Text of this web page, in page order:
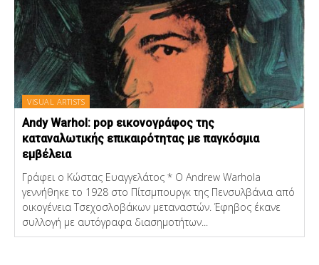
VISUAL ARTISTS
Andy Warhol: pop εικονογράφος της
καταναλωτικής επικαιρότητας με παγκόσμια
εμβέλεια
Γράφει ο Κώστας Ευαγγελάτος * Ο Andrew Warhola
γεννήθηκε το 1928 στο Πίτσμπουργκ της Πενσυλβάνια από
οικογένεια Τσεχοσλοβάκων μεταναστών. Έφηβος έκανε
συλλογή με αυτόγραφα διασημοτήτων...